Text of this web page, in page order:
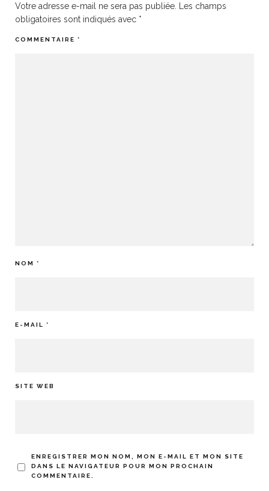
Votre adresse e-mail ne sera pas publiée.
Les champs
obligatoires sont indiqués avec *
COMMENTAIRE *
NOM *
E-MAIL *
SITE WEB
ENREGISTRER MON NOM, MON E-MAIL ET MON SITE
DANS LE NAVIGATEUR POUR MON PROCHAIN
COMMENTAIRE.